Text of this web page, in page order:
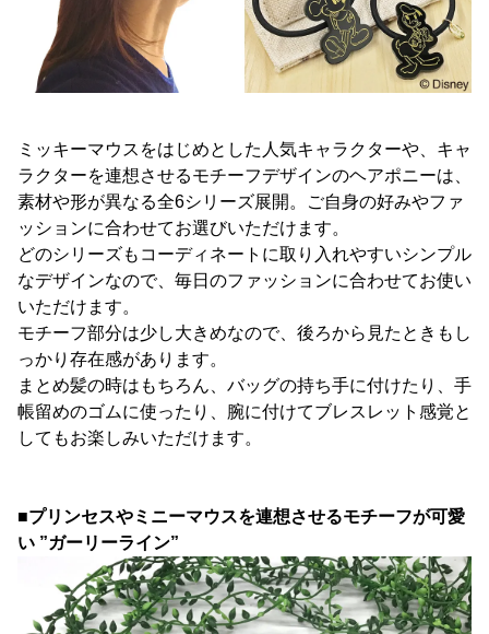
ミッキーマウスをはじめとした人気キャラクターや、キャ
ラクターを連想させるモチーフデザインのヘアポニーは、
素材や形が異なる全6シリーズ展開。ご自身の好みやファ
ッションに合わせてお選びいただけます。
どのシリーズもコーディネートに取り入れやすいシンプル
なデザインなので、毎日のファッションに合わせてお使い
いただけます。
モチーフ部分は少し大きめなので、後ろから見たときもし
っかり存在感があります。
まとめ髪の時はもちろん、バッグの持ち手に付けたり、手
帳留めのゴムに使ったり、腕に付けてブレスレット感覚と
してもお楽しみいただけます。
■プリンセスやミニーマウスを連想させるモチーフが可愛
い ”ガーリーライン”